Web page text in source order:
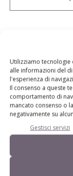
Utilizziamo
alle informazioni del
l'esperienza di
Il consenso a queste
comportamento di
mancato consenso o
negativamente su
Gestisci servizi
Tecniche,
Un modo